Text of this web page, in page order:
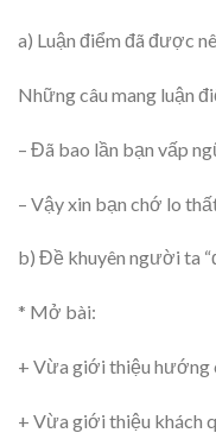
a) Luận điểm đã được
Những câu mang luận
– Đã bao lần bạn vấp
– Vậy xin bạn chớ lo
b) Đề khuyên người ta
* Mở bài:
+ Vừa giới thiệu hướng
+ Vừa giới thiệu khách